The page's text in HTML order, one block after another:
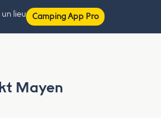
lieu Camping App Pro
Mayen